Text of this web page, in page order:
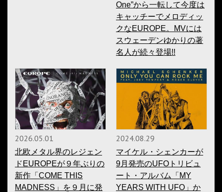
One”から一転して今度は
キャッチーでメロディッ
クなEUROPE。MVには
スウェーデンゆかりの著
名人が続々登場!!
2026.05.01
北欧メタル界のレジェン
ドEUROPEが９年ぶりの
新作「COME THIS
MADNESS」を９月に発
2024.08.29
マイケル・シェンカーが
9月発売のUFOトリビュ
ート・アルバム「MY
YEARS WITH UFO」か